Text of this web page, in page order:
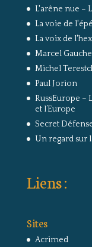
L'arêne nue –
La voie de
La voix de
Marcel
Michel
Paul Jorion
RussEurope –
et l’Europe
Secret
Un regard sur
Liens :
Sites
Acrimed